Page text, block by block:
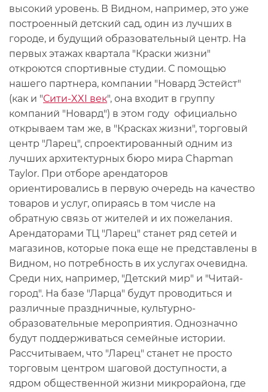
высокий уровень. В Видном, например, это уже
построенный детский сад, один из лучших в
городе, и будущий образовательный центр. На
первых этажах квартала "Краски жизни"
откроются спортивные студии. С помощью
нашего партнера, компании "Новард Эстейст"
(как и "Сити-XXI век", она входит в группу
компаний "Новард") в этом году официально
открываем там же, в "Красках жизни", торговый
центр "Ларец", спроектированный одним из
лучших архитектурных бюро мира Chapman
Taylor. При отборе арендаторов
ориентировались в первую очередь на качество
товаров и услуг, опираясь в том числе на
обратную связь от жителей и их пожелания.
Арендаторами ТЦ "Ларец" станет ряд сетей и
магазинов, которые пока еще не представлены в
Видном, но потребность в их услугах очевидна.
Среди них, например, "Детский мир" и "Читай-
город". На базе "Ларца" будут проводиться и
различные праздничные, культурно-
образовательные мероприятия. Однозначно
будут поддерживаться семейные истории.
Рассчитываем, что "Ларец" станет не просто
торговым центром шаговой доступности, а
ядром общественной жизни микрорайона, где